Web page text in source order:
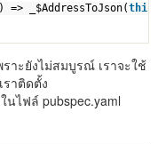
_$AddressToJson(this
าะยังไม่สมบูรณ์ เราจะใช้
าติดตั้ง
นไฟล์ pubspec.yaml